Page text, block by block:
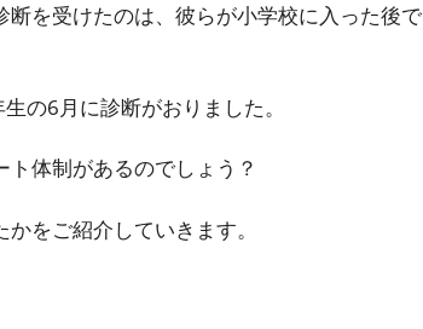
を受けたのは、彼らが小学校に入った後で
の6月に診断がおりました。
体制があるのでしょう？
をご紹介していきます。